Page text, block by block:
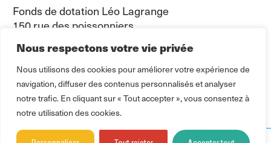
Nous respectons votre vie privée
Nous utilisons des cookies pour améliorer votre expérience de
navigation, diffuser des contenus personnalisés et analyser
notre trafic. En cliquant sur « Tout accepter », vous consentez à
notre utilisation des cookies.
Fonds de dotation Léo Lagrange
150 rue des poissonniers